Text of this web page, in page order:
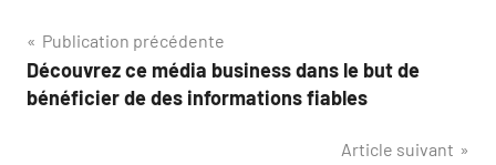
Navigation
de
Publication précédente
Découvrez ce média business dans le but de
bénéficier de des informations fiables
Article suivant